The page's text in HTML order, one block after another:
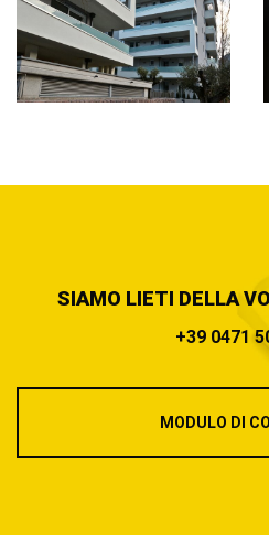
SIAMO LIETI DELLA
+39 0471
MODULO DI